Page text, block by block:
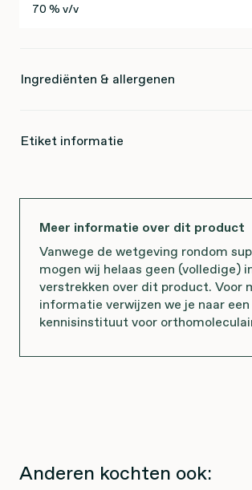
70 % v/v
Ingrediënten & allergenen
Etiket informatie
Meer informatie over dit product
Vanwege de wetgeving rondom
mogen wij helaas geen (volledige)
verstrekken over dit product. Voor
informatie verwijzen we je naar een
kennisinstituut voor
Anderen kochten ook: